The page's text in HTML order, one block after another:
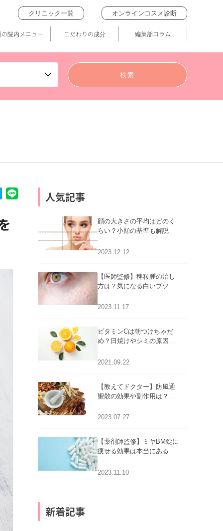
クリニック一覧 オンラインコスメ診断
院内メニュー こだわりの成分 編集部コラム
人気記事
顔の大きさの平均はどのく
らい？小顔の基準も解説
2023.12.12
【医師監修】稗粒腫の治し
方は？気になる白いブツブ
アについて
2023.11.17
ビタミンCは朝つけちゃだ
め？日焼けやシミの原因に
2021.09.22
【教えてドクター】防風通
聖散の効果や副作用は？長
2023.07.27
【薬剤師監修】ミヤBM錠に
痩せる効果は本当にある
2023.11.10
新着記事